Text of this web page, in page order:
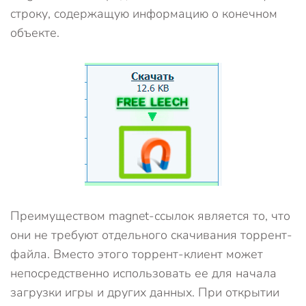
строку, содержащую информацию о конечном
объекте.
Преимуществом magnet-ссылок является то, что
они не требуют отдельного скачивания торрент-
файла. Вместо этого торрент-клиент может
непосредственно использовать ее для начала
загрузки игры и других данных. При открытии